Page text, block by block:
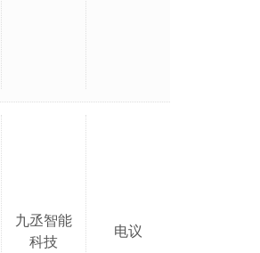
九丞智能
科技
电议